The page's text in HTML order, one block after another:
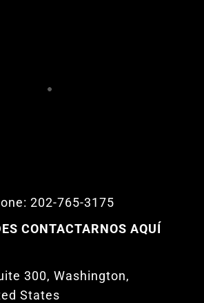
202-765-3175
CONTACTARNOS AQUÍ
300, Washington,
States